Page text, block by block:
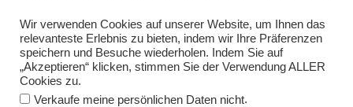
Service:
Anmelden
Impressum
Wir verwenden Cookies auf unserer Website, um Ihnen das
relevanteste Erlebnis zu bieten, indem wir Ihre Präferenzen
speichern und Besuche wiederholen. Indem Sie auf
„Akzeptieren“ klicken, stimmen Sie der Verwendung ALLER
Cookies zu.
Verkaufe meine persönlichen Daten nicht.